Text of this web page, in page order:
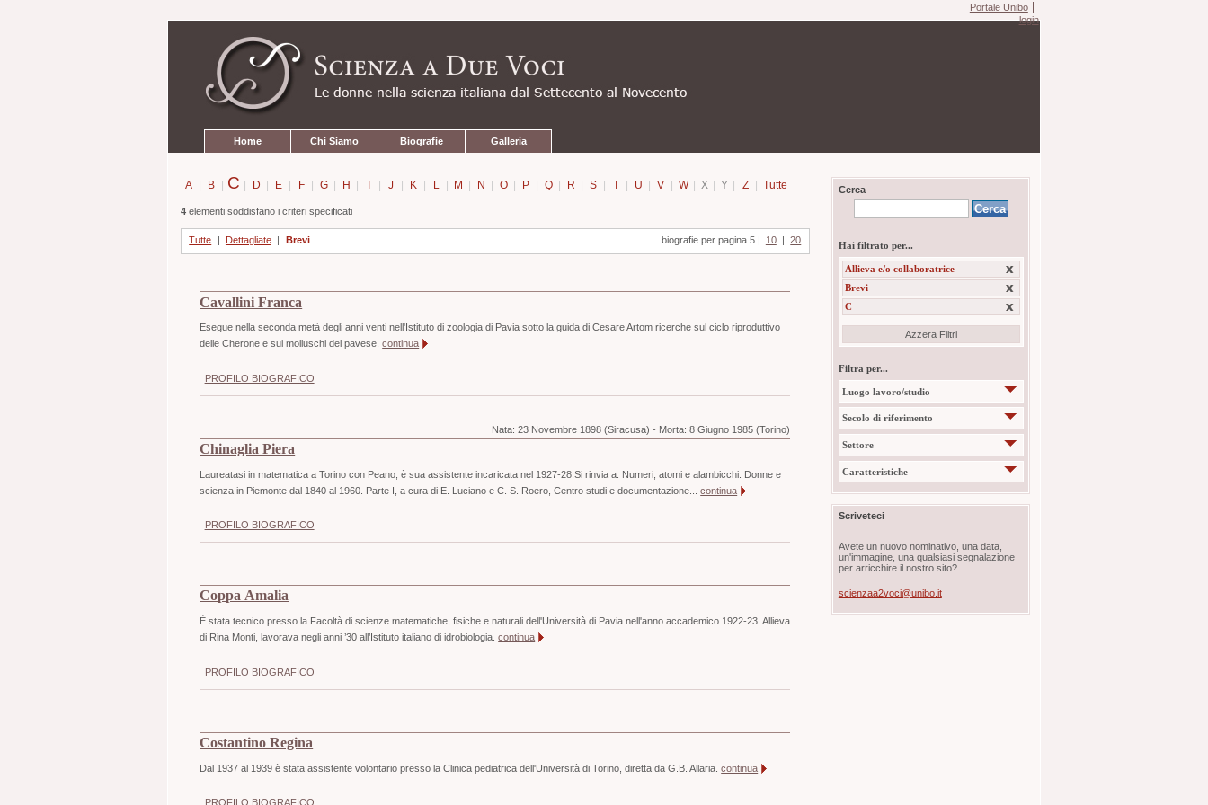
contenuti.
navigazione
Portale Unibo
login
Home Chi Siamo Biografie Galleria
A | B | C | D | E | F | G | H | I | J | K | L | M | N | O | P | Q | R | S | T | U | V | W | X | Y | Z | Tutte
4elementi soddisfano i criteri specificati
Tutte Dettagliate Brevi biografie per pagina 5 10 20
Cavallini Franca
Esegue nella seconda metà degli anni venti nell'Istituto di zoologia di Pavia sotto la guida di Cesare Artom ricerche sul ciclo riproduttivo
delle Cherone e sui molluschi del pavese.continua
PROFILO BIOGRAFICO
Nata:23 Novembre 1898 (Siracusa) - Morta:8 Giugno 1985 (Torino)
Chinaglia Piera
Laureatasi in matematica a Torino con Peano, è sua assistente incaricata nel 1927-28.Si rinvia a: Numeri, atomi e alambicchi. Donne e
scienza in Piemonte dal 1840 al 1960. Parte I, a cura di E. Luciano e C. S. Roero, Centro studi e documentazione...continua
PROFILO BIOGRAFICO
Coppa Amalia
È stata tecnico presso la Facoltà di scienze matematiche, fisiche e naturali dell'Università di Pavia nell'anno accademico 1922-23. Allieva
di Rina Monti, lavorava negli anni ’30 all’Istituto italiano di idrobiologia.continua
PROFILO BIOGRAFICO
Costantino Regina
Dal 1937 al 1939 è stata assistente volontario presso la Clinica pediatrica dell'Università di Torino, diretta da G.B. Allaria.continua
PROFILO BIOGRAFICO
Cerca
Hai filtrato per...
Allieva e/o collaboratrice
Brevi
C
Azzera Filtri
Filtra per...
Luogo lavoro/studio
Secolo di riferimento
Settore
Caratteristiche
Scriveteci
Avete un nuovo nominativo, una data,
un'immagine, una qualsiasi segnalazione
per arricchire il nostro sito?
scienzaa2voci@unibo.it